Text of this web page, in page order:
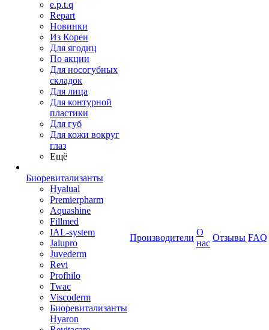
e.p.t.q
Repart
Новинки
Из Кореи
Для ягодиц
По акции
Для носогубных
складок
Для лица
Для контурной
пластики
Для губ
Для кожи вокруг
глаз
Ещё
Биоревитализанты
Hyalual
Premierpharm
Aquashine
Fillmed
IAL-system
Jalupro
Juvederm
Revi
Profhilo
Twac
Viscoderm
Биоревитализанты
Hyaron
Производители
О
нас
Отзывы FAQ